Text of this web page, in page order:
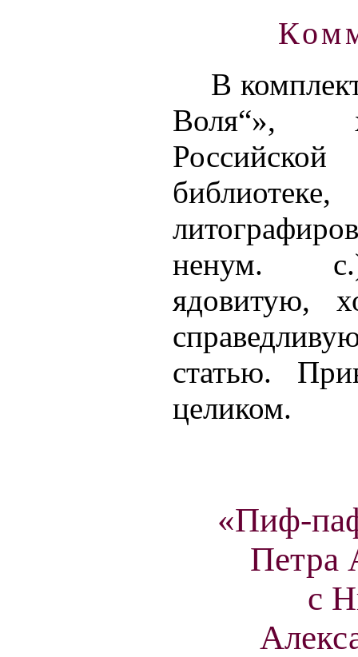
В
Воля“»,
ненум.
ядовитую,
статью.
целиком.
«Пиф-
Петра
с